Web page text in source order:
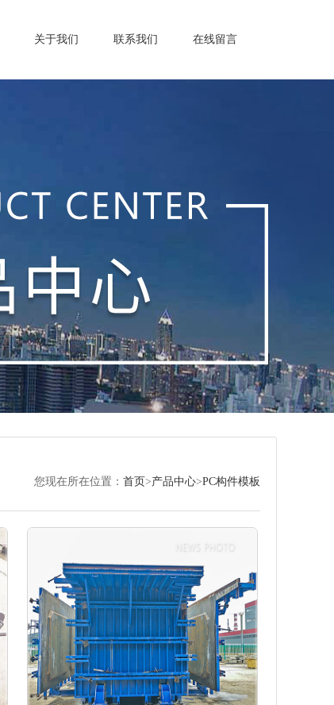
关于我们 联系我们 在线留言
您现在所在位置： 首页>产品中心>PC构件模板